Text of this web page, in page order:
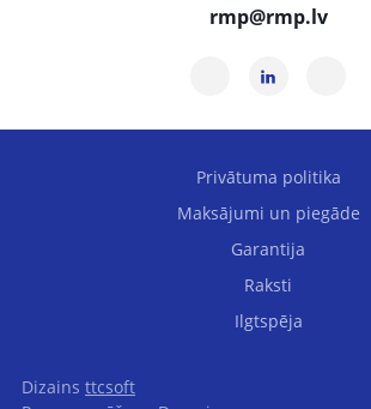
rmp@rmp.lv
Privātuma politika
Maksājumi un piegāde
Garantija
Raksti
Ilgtspēja
Dizains ttcsoft